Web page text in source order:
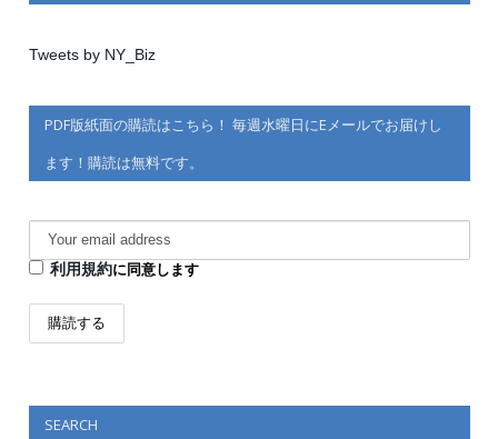
Tweets by NY_Biz
PDF版紙面の購読はこちら！ 毎週水曜日にEメールでお届けし
ます！購読は無料です。
利用規約に同意します
SEARCH